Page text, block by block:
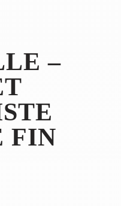
–
FIN